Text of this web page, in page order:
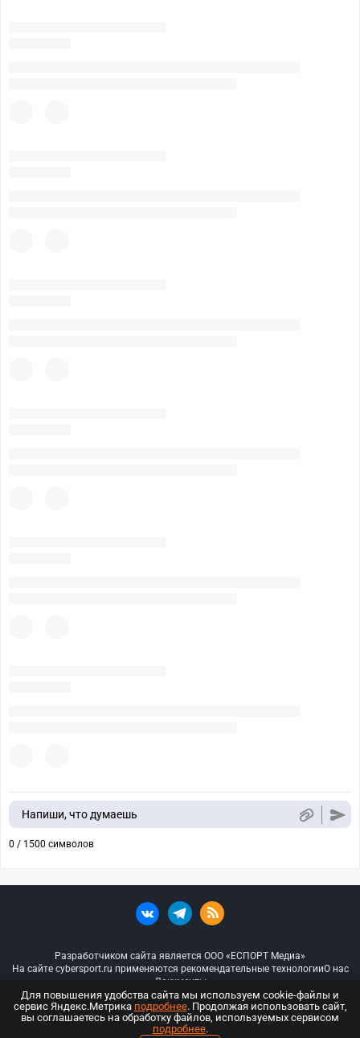
Напиши, что думаешь
0 / 1500 символов
Разработчиком сайта является ООО «ЕСПОРТ Медиа»
На сайте cybersport.ru применяются рекомендательные технологииО нас
Документы
© ООО «Киберспорт.ру» — Все права защищены
Для повышения удобства сайта мы используем cookie-файлы и
сервис Яндекс.Метрика подробнее. Продолжая использовать сайт,
вы соглашаетесь на обработку файлов, используемых сервисом
подробнее.